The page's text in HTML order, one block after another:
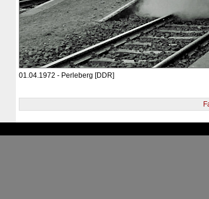
01.04.1972 - Perleberg [DDR]